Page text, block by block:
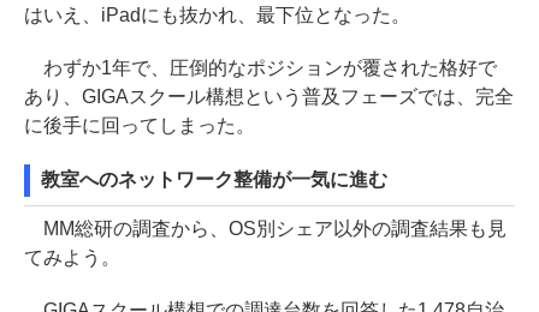
はいえ、iPadにも抜かれ、最下位となった。
わずか1年で、圧倒的なポジションが覆された格好で
あり、GIGAスクール構想という普及フェーズでは、完全
に後手に回ってしまった。
教室へのネットワーク整備が一気に進む
MM総研の調査から、OS別シェア以外の調査結果も見
てみよう。